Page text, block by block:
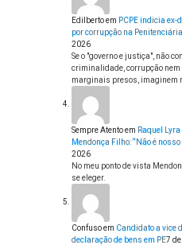
Edilbertoem PCPE indicia
por corrupção na
2026
Se o "governo e justiça", não
criminalidade, corrupção nem
marginais presos, imaginem
Sempre Atentoem Raquel
Mendonça Filho: “Não é nosso
2026
No meu ponto de vista
se eleger.
Confusoem Candidato a vice
declaração de bens em PE7